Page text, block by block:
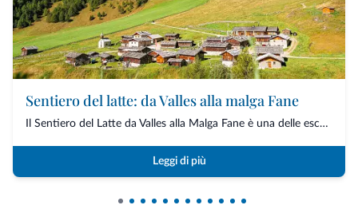
Sentiero del latte: da Valles alla malga Fane
Il Sentiero del Latte da Valles alla Malga Fane è una delle escursioni tematiche più...
Leggi di più